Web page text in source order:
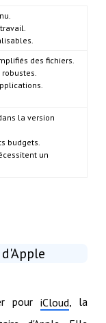
des fichiers.
la version
budgets.
un
pour iCloud, la